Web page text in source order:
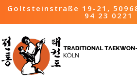
Goltsteinstraße 19-21,
94 23 0221